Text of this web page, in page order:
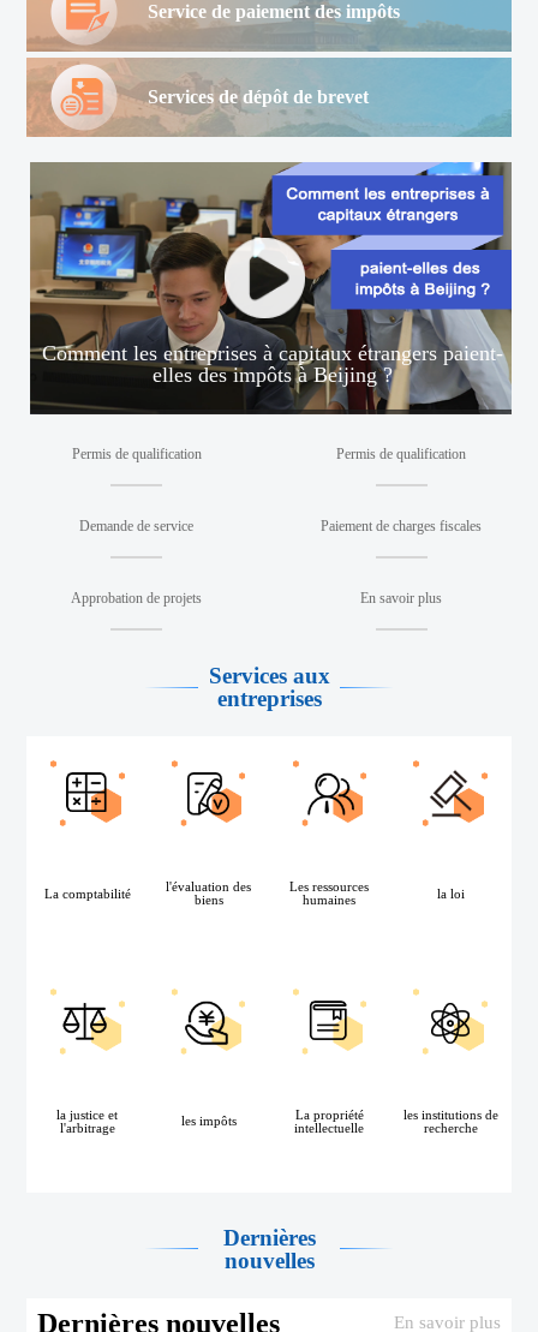
Service de paiement des impôts
Services de dépôt de brevet
Comment les entreprises à capitaux étrangers paient-
elles des impôts à Beijing ?
Permis de qualification Permis de qualification
Demande de service Paiement de charges fiscales
Approbation de projets En savoir plus
Services aux
entreprises
La comptabilité
l'évaluation des
biens
Les ressources
humaines
la loi
la justice et
l'arbitrage
les impôts
La propriété
intellectuelle
les institutions de
recherche
Dernières
nouvelles
Dernières nouvelles En savoir plus